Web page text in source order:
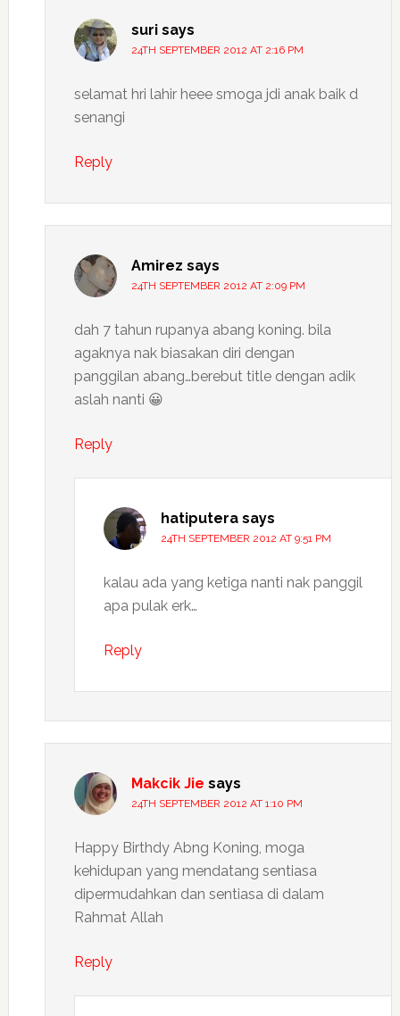
suri says
24TH SEPTEMBER 2012 AT 2:16 PM
selamat hri lahir heee smoga jdi anak baik d
senangi
Reply
Amirez says
24TH SEPTEMBER 2012 AT 2:09 PM
dah 7 tahun rupanya abang koning. bila
agaknya nak biasakan diri dengan
panggilan abang…berebut title dengan adik
aslah nanti 😀
Reply
hatiputera says
24TH SEPTEMBER 2012 AT 9:51 PM
kalau ada yang ketiga nanti nak panggil
apa pulak erk…
Reply
Makcik Jie says
24TH SEPTEMBER 2012 AT 1:10 PM
Happy Birthdy Abng Koning, moga
kehidupan yang mendatang sentiasa
dipermudahkan dan sentiasa di dalam
Rahmat Allah
Reply